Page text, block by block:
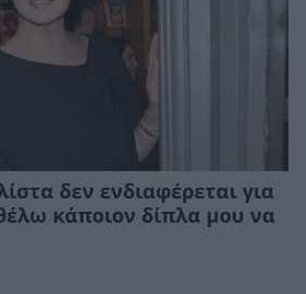
δεν ενδιαφέρεται για
κάποιον δίπλα μου να